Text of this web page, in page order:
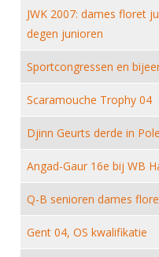
Contact
Medewerkers
Formulieren
Alle Verenigingen
Verenigingsondersteuning
Witte Vlekkenplan
Wedstrijdkalender
KNAS Keurmerk
NK's
JPT
JEC
Wedstrijdorganisatie
Nieuws
Internationale
Leraar
Nieuws
Scheidsrechterslijst
Scheidsrechter
Opleidingen
Tuchtzaken
Archief
JWK 2007: dames floret
degen junioren
Sportcongressen en
Scaramouche Trophy 04
Djinn Geurts derde in
Angad-Gaur 16e bij WB
Q-B senioren dames
Gent 04, OS kwalifikatie